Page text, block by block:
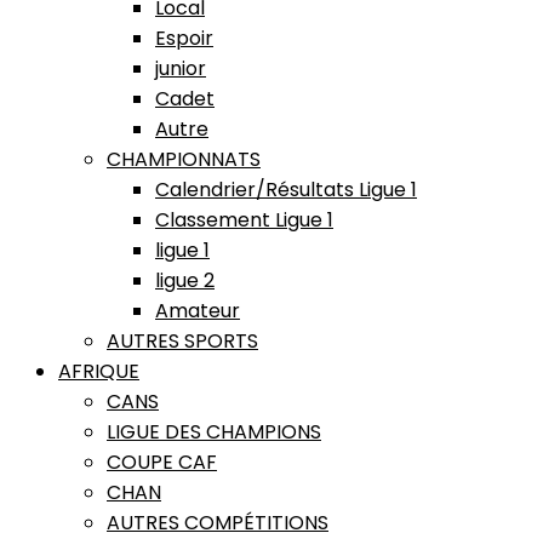
Local
Espoir
junior
Cadet
Autre
CHAMPIONNATS
Calendrier/Résultats Ligue 1
Classement Ligue 1
ligue 1
ligue 2
Amateur
AUTRES SPORTS
AFRIQUE
CANS
LIGUE DES CHAMPIONS
COUPE CAF
CHAN
AUTRES COMPÉTITIONS